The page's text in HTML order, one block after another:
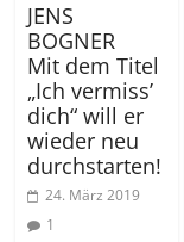
JENS
BOGNER
Mit dem Titel
„Ich vermiss’
dich“ will er
wieder neu
durchstarten!
24. März 2019
1